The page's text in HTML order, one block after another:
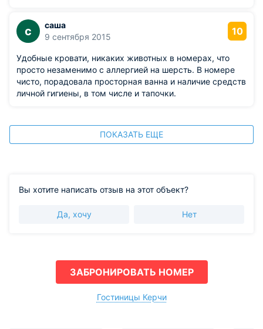
с
саша
9 сентября 2015
10
Удобные кровати, никаких животных в номерах, что
просто незаменимо с аллергией на шерсть. В номере
чисто, порадовала просторная ванна и наличие средств
личной гигиены, в том числе и тапочки.
ПОКАЗАТЬ ЕЩЕ
Вы хотите написать отзыв на этот объект?
Да, хочу Нет
ЗАБРОНИРОВАТЬ НОМЕР
Гостиницы Керчи